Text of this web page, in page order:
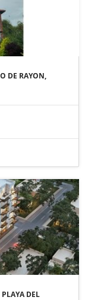
DE RAYON,
DEL